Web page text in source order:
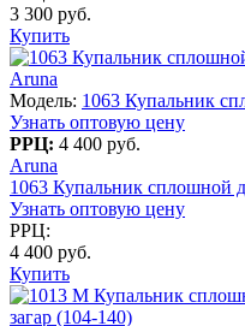
3 300 руб.
Купить
Aruna
Модель: 1063 Купальник
Узнать оптовую цену
РРЦ: 4 400 руб.
Aruna
1063 Купальник сплошной
Узнать оптовую цену
РРЦ:
4 400 руб.
Купить